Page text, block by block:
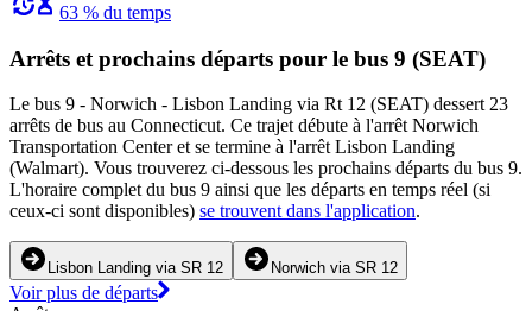
63 % du temps
Arrêts et prochains départs pour le bus 9 (SEAT)
Le bus 9 - Norwich - Lisbon Landing via Rt 12 (SEAT) dessert 23
arrêts de bus au Connecticut. Ce trajet débute à l'arrêt Norwich
Transportation Center et se termine à l'arrêt Lisbon Landing
(Walmart). Vous trouverez ci-dessous les prochains départs du bus 9.
L'horaire complet du bus 9 ainsi que les départs en temps réel (si
ceux-ci sont disponibles) se trouvent dans l'application.
Lisbon Landing via SR 12 Norwich via SR 12
Voir plus de départs